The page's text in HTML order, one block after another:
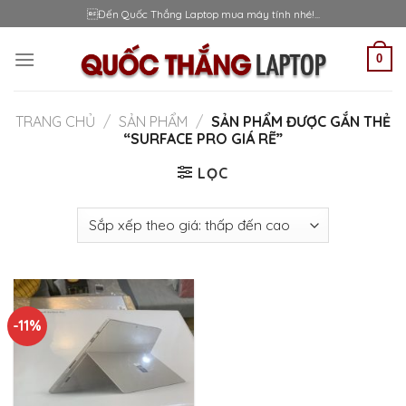
to
content
Đến Quốc Thắng Laptop mua máy tính nhé!...
0
TRANG CHỦ / SẢN PHẨM / SẢN PHẨM ĐƯỢC GẮN THẺ
“SURFACE PRO GIÁ RẼ”
LỌC
-11%